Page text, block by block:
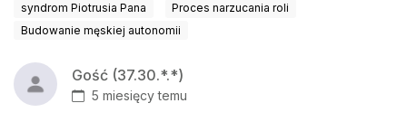
syndrom Piotrusia Pana
Proces narzucania roli
Budowanie męskiej autonomii
Gość (37.30.*.*)
5 miesięcy temu